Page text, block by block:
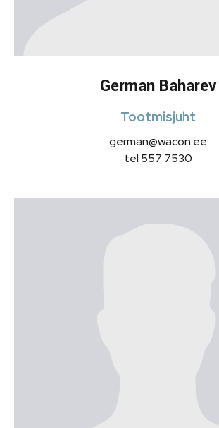
German Baharev
Tootmisjuht
german@wacon.ee
tel 557 7530